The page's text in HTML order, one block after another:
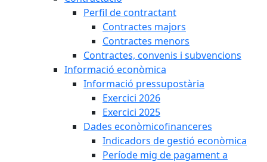
Perfil de contractant
Contractes majors
Contractes menors
Contractes, convenis i subvencions
Informació econòmica
Informació pressupostària
Exercici 2026
Exercici 2025
Dades econòmicofinanceres
Indicadors de gestió econòmica
Període mig de pagament a